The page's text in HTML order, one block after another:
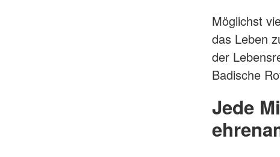
Möglichst
das Leben
der
Badische
Jede